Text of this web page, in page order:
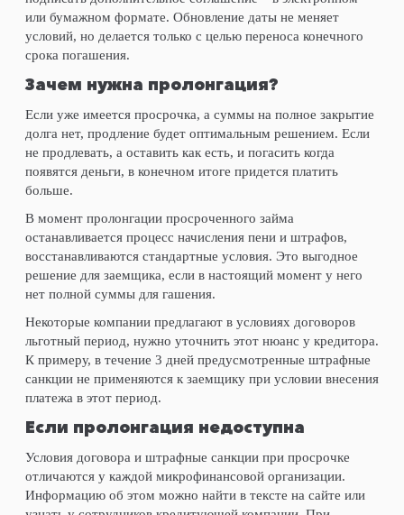
или бумажном формате. Обновление даты не меняет
условий, но делается только с целью переноса конечного
срока погашения.
Зачем нужна пролонгация?
Если уже имеется просрочка, а суммы на полное закрытие
долга нет, продление будет оптимальным решением. Если
не продлевать, а оставить как есть, и погасить когда
появятся деньги, в конечном итоге придется платить
больше.
В момент пролонгации просроченного займа
останавливается процесс начисления пени и штрафов,
восстанавливаются стандартные условия. Это выгодное
решение для заемщика, если в настоящий момент у него
нет полной суммы для гашения.
Некоторые компании предлагают в условиях договоров
льготный период, нужно уточнить этот нюанс у кредитора.
К примеру, в течение 3 дней предусмотренные штрафные
санкции не применяются к заемщику при условии внесения
платежа в этот период.
Если пролонгация недоступна
Условия договора и штрафные санкции при просрочке
отличаются у каждой микрофинансовой организации.
Информацию об этом можно найти в тексте на сайте или